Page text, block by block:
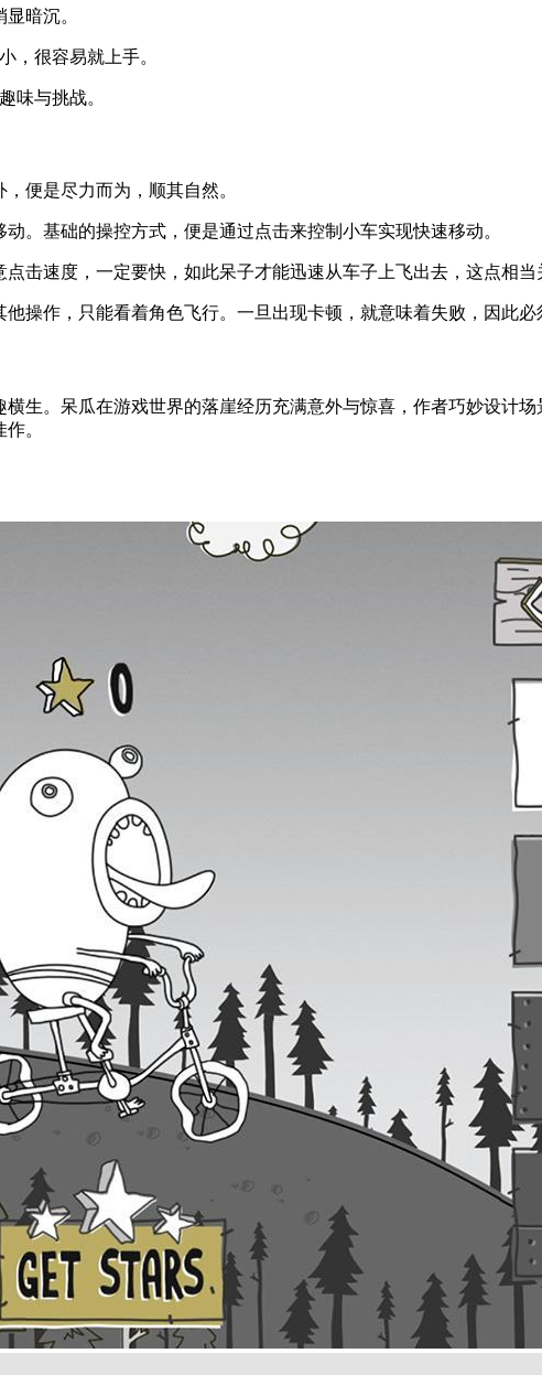
暗沉。
，很容易就上手。
味与挑战。
便是尽力而为，顺其自然。
。基础的操控方式，便是通过点击来控制小车实现快速移动。
击速度，一定要快，如此呆子才能迅速从车子上飞出去，这点相当
操作，只能看着角色飞行。一旦出现卡顿，就意味着失败，因此必
横生。呆瓜在游戏世界的落崖经历充满意外与惊喜，作者巧妙设计
。